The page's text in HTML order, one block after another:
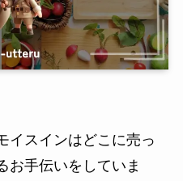
イスインはどこに売っ
お手伝いをしていま